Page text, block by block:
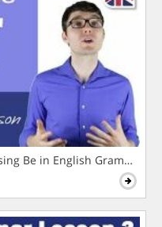
Be in English Grammar